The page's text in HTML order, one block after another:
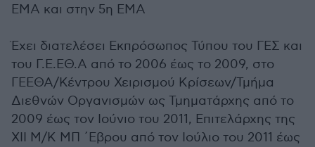
ΕΜΑ και στην 5η ΕΜΑ
Έχει διατελέσει Εκπρόσωπος Τύπου του ΓΕΣ και
του Γ.Ε.ΕΘ.Α από το 2006 έως το 2009, στο
ΓΕΕΘΑ/Κέντρου Χειρισμού Κρίσεων/Τμήμα
Διεθνών Οργανισμών ως Τμηματάρχης από το
2009 έως τον Ιούνιο του 2011, Επιτελάρχης της
ΧΙΙ Μ/Κ ΜΠ ΄Εβρου από τον Ιούλιο του 2011 έως